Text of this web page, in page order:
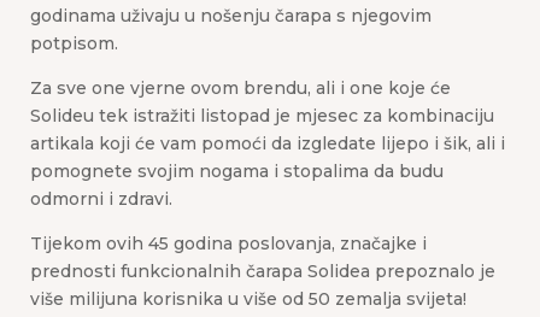
godinama uživaju u nošenju čarapa s njegovim
potpisom.
Za sve one vjerne ovom brendu, ali i one koje će
Solideu tek istražiti listopad je mjesec za kombinaciju
artikala koji će vam pomoći da izgledate lijepo i šik, ali i
pomognete svojim nogama i stopalima da budu
odmorni i zdravi.
Tijekom ovih 45 godina poslovanja, značajke i
prednosti funkcionalnih čarapa Solidea prepoznalo je
više milijuna korisnika u više od 50 zemalja svijeta!